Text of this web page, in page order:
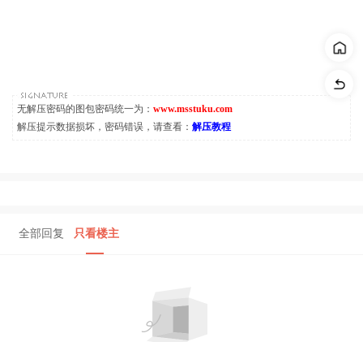
无解压密码的图包密码统一为： www.msstuku.com
解压提示数据损坏，密码错误，请查看： 解压教程
全部回复 只看楼主